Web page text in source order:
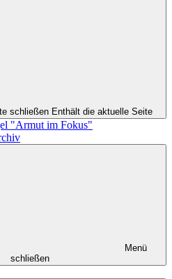
schließen Enthält die aktuelle Seite
"Armut im Fokus"
Menü
schließen